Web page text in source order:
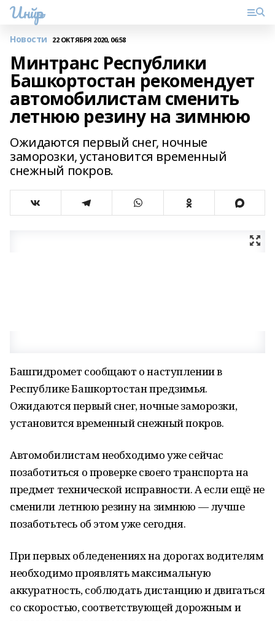
Инйәр
Новости 22 ОКТЯБРЯ 2020, 06:58
Минтранс Республики
Башкортостан рекомендует
автомобилистам сменить
летнюю резину на зимнюю
Ожидаются первый снег, ночные
заморозки, установится временный
снежный покров.
Башгидромет сообщают о наступлении в
Республике Башкортостан предзимья.
Ожидаются первый снег, ночные заморозки,
установится временный снежный покров.
Автомобилистам необходимо уже сейчас
позаботиться о проверке своего транспорта на
предмет технической исправности. А если ещё не
сменили летнюю резину на зимнюю — лучше
позаботьтесь об этом уже сегодня.
При первых обледенениях на дорогах водителям
необходимо проявлять максимальную
аккуратность, соблюдать дистанцию и двигаться
со скоростью, соответствующей дорожным и